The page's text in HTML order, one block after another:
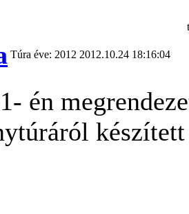
Túra éve: 2012 2012.10.24 18:16:04
én